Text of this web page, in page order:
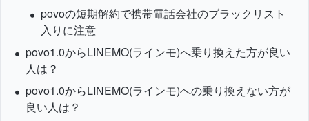
povoの短期解約で携帯電話会社のブラックリスト
入りに注意
povo1.0からLINEMO(ラインモ)へ乗り換えた方が良い
人は？
povo1.0からLINEMO(ラインモ)への乗り換えない方が
良い人は？